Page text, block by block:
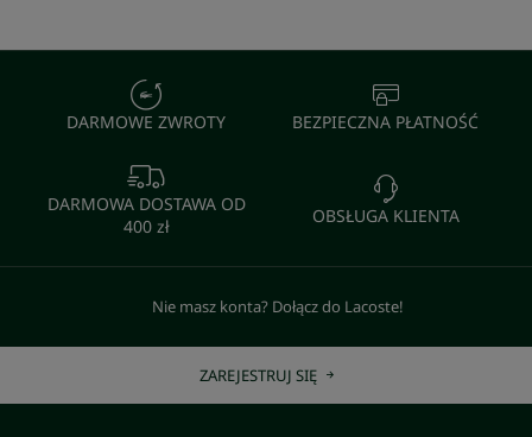
DARMOWE ZWROTY BEZPIECZNA PŁATNOŚĆ
DARMOWA DOSTAWA OD
400 zł
OBSŁUGA KLIENTA
Nie masz konta? Dołącz do Lacoste!
ZAREJESTRUJ SIĘ